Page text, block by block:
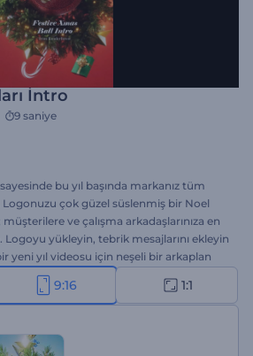
İntro
9 saniye
bu yıl başında markanız tüm
çok güzel süslenmiş bir Noel
ve çalışma arkadaşlarınıza en
yükleyin, tebrik mesajlarını ekleyin
yeni yıl videosu için neşeli bir arkaplan
mesajları, yılbaşı kampanyaları, özel
için biçilmiş kaftan. Hemen şimdi
9:16 1:1